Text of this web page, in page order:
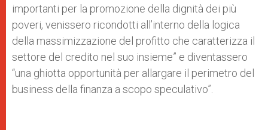
importanti per la promozione della dignità dei più
poveri, venissero ricondotti all’interno della logica
della massimizzazione del profitto che caratterizza il
settore del credito nel suo insieme” e diventassero
“una ghiotta opportunità per allargare il perimetro del
business della finanza a scopo speculativo”.